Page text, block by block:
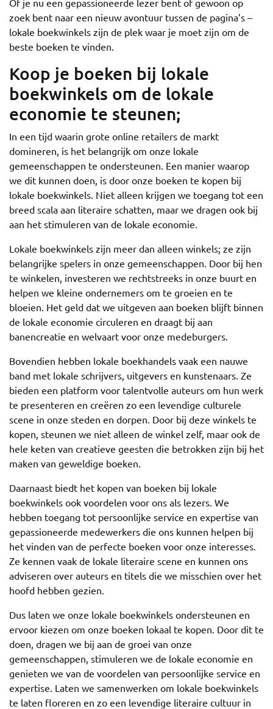
Of je nu een gepassioneerde lezer bent of gewoon op
zoek bent naar een nieuw avontuur tussen de pagina’s –
lokale boekwinkels zijn de plek waar je moet zijn om de
beste boeken te vinden.
Koop je boeken bij lokale
boekwinkels om de lokale
economie te steunen;
In een tijd waarin grote online retailers de markt
domineren, is het belangrijk om onze lokale
gemeenschappen te ondersteunen. Een manier waarop
we dit kunnen doen, is door onze boeken te kopen bij
lokale boekwinkels. Niet alleen krijgen we toegang tot een
breed scala aan literaire schatten, maar we dragen ook bij
aan het stimuleren van de lokale economie.
Lokale boekwinkels zijn meer dan alleen winkels; ze zijn
belangrijke spelers in onze gemeenschappen. Door bij hen
te winkelen, investeren we rechtstreeks in onze buurt en
helpen we kleine ondernemers om te groeien en te
bloeien. Het geld dat we uitgeven aan boeken blijft binnen
de lokale economie circuleren en draagt ​​bij aan
banencreatie en welvaart voor onze medeburgers.
Bovendien hebben lokale boekhandels vaak een nauwe
band met lokale schrijvers, uitgevers en kunstenaars. Ze
bieden een platform voor talentvolle auteurs om hun werk
te presenteren en creëren zo een levendige culturele
scene in onze steden en dorpen. Door bij deze winkels te
kopen, steunen we niet alleen de winkel zelf, maar ook de
hele keten van creatieve geesten die betrokken zijn bij het
maken van geweldige boeken.
Daarnaast biedt het kopen van boeken bij lokale
boekwinkels ook voordelen voor ons als lezers. We
hebben toegang tot persoonlijke service en expertise van
gepassioneerde medewerkers die ons kunnen helpen bij
het vinden van de perfecte boeken voor onze interesses.
Ze kennen vaak de lokale literaire scene en kunnen ons
adviseren over auteurs en titels die we misschien over het
hoofd hebben gezien.
Dus laten we onze lokale boekwinkels ondersteunen en
ervoor kiezen om onze boeken lokaal te kopen. Door dit te
doen, dragen we bij aan de groei van onze
gemeenschappen, stimuleren we de lokale economie en
genieten we van de voordelen van persoonlijke service en
expertise. Laten we samenwerken om lokale boekwinkels
te laten floreren en zo een levendige literaire cultuur in